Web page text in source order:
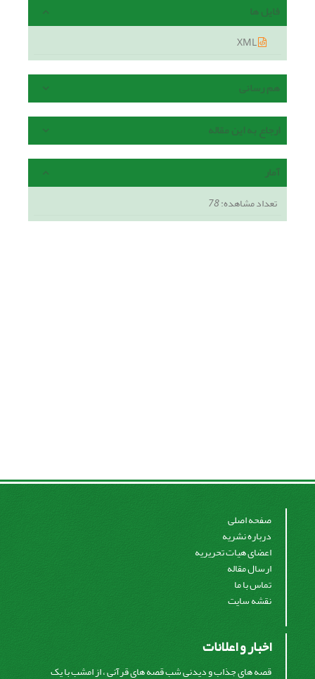
فایل ها
هم رسانی
ارجاع به این مقاله
آمار
تعداد مشاهده:78
صفحه اصلی
درباره نشریه
اعضای هیات تحریریه
ارسال مقاله
تماس با ما
نقشه سایت
اخبار و اعلانات
قصه های جذاب و دیدنی شب قصه های قرآنی ، از امشب با یک